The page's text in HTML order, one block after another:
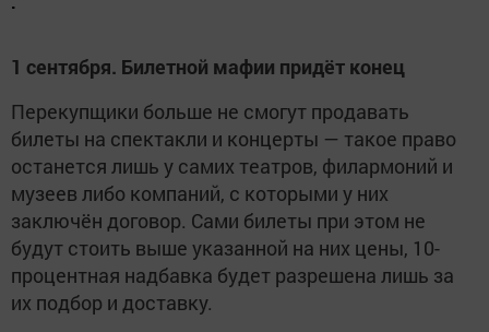
1 сентября. Билетной мафии придёт конец
Перекупщики больше не смогут продавать
билеты на спектакли и концерты — такое право
останется лишь у самих театров, филармоний и
музеев либо компаний, с которыми у них
заключён договор. Сами билеты при этом не
будут стоить выше указанной на них цены, 10-
процентная надбавка будет разрешена лишь за
их подбор и доставку.